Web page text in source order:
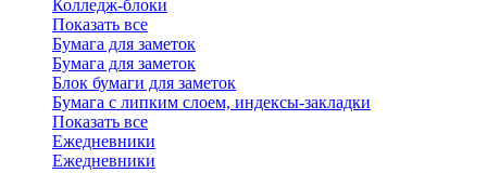
Колледж-блоки
Показать все
Бумага для заметок
Бумага для заметок
Блок бумаги для заметок
Бумага с липким слоем, индексы-закладки
Показать все
Ежедневники
Ежедневники